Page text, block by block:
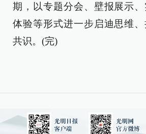
期，以专题分会、壁报展示
体验等形式进一步启迪思维
共识。(完)